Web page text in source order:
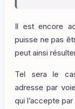
Il est encore
puisse ne pas
peut ainsi
Tel sera le
adresse par
qui l’accepte